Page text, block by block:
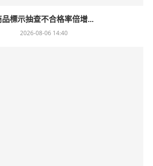
品標示抽查不合格率倍增...
2026-08-06 14:40